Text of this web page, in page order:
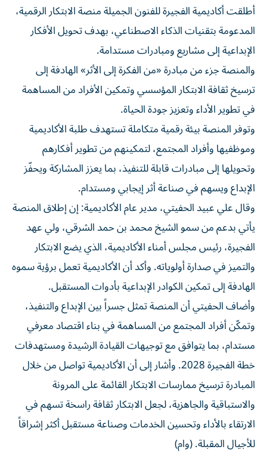
أطلقت أكاديمية الفجيرة للفنون الجميلة منصة الابتكار الرقمية،
المدعومة بتقنيات الذكاء الاصطناعي، بهدف تحويل الأفكار
الإبداعية إلى مشاريع ومبادرات مستدامة.
والمنصة جزء من مبادرة «من الفكرة إلى الأثر» الهادفة إلى
ترسيخ ثقافة الابتكار المؤسسي وتمكين الأفراد من المساهمة
في تطوير الأداء وتعزيز جودة الحياة.
وتوفر المنصة بيئة رقمية متكاملة تستهدف طلبة الأكاديمية
وموظفيها وأفراد المجتمع، لتمكينهم من تطوير أفكارهم
وتحويلها إلى مبادرات قابلة للتنفيذ، بما يعزز المشاركة ويحفّز
الإبداع ويسهم في صناعة أثر إيجابي ومستدام.
وقال علي عبيد الحفيتي، مدير عام الأكاديمية: إن إطلاق المنصة
يأتي بدعم من سمو الشيخ محمد بن حمد الشرقي، ولي عهد
الفجيرة، رئيس مجلس أمناء الأكاديمية، الذي يضع الابتكار
والتميز في صدارة أولوياته. وأكد أن الأكاديمية تعمل برؤية سموه
الهادفة إلى تمكين الكوادر الإبداعية بأدوات المستقبل.
وأضاف الحفيتي أن المنصة تمثل جسراً بين الإبداع والتنفيذ،
وتمكّن أفراد المجتمع من المساهمة في بناء اقتصاد معرفي
مستدام، بما يتوافق مع توجيهات القيادة الرشيدة ومستهدفات
خطة الفجيرة 2028. وأشار إلى أن الأكاديمية تواصل من خلال
المبادرة ترسيخ ممارسات الابتكار القائمة على المرونة
والاستباقية والجاهزية، لجعل الابتكار ثقافة راسخة تسهم في
الارتقاء بالأداء وتحسين الخدمات وصناعة مستقبل أكثر إشراقاً
للأجيال المقبلة. (وام)